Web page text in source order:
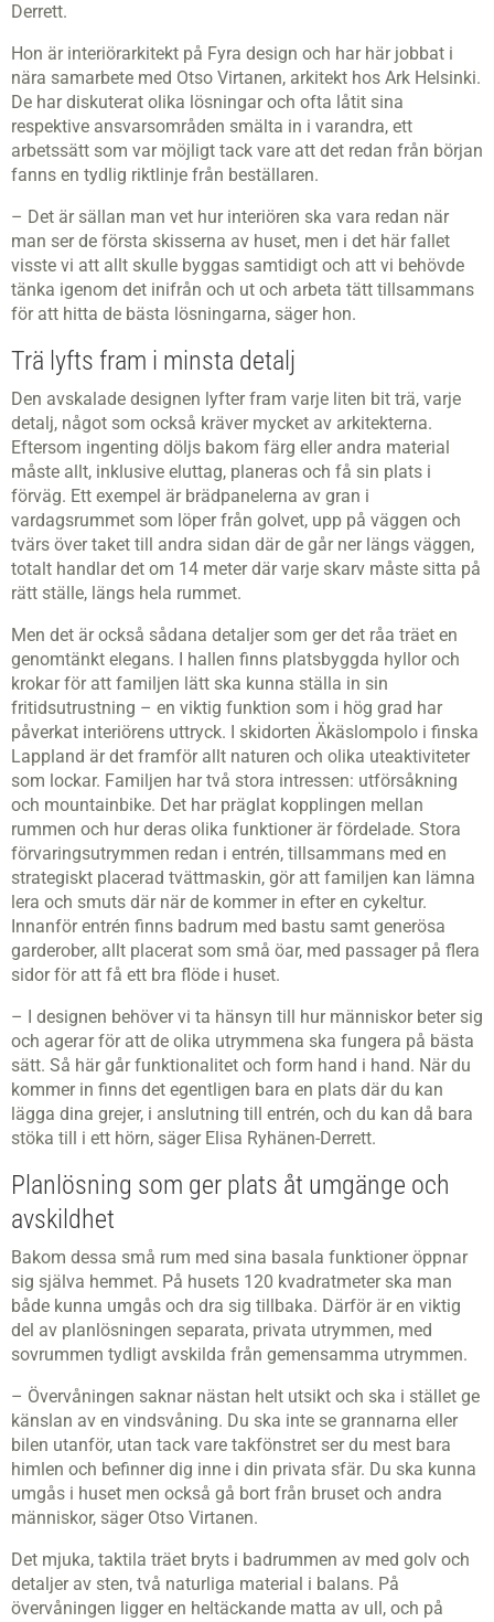
Derrett.
Hon är interiörarkitekt på Fyra design och har här jobbat i
nära samarbete med Otso Virtanen, arkitekt hos Ark Helsinki.
De har diskuterat olika lösningar och ofta låtit sina
respektive ansvarsområden smälta in i varandra, ett
arbetssätt som var möjligt tack vare att det redan från början
fanns en tydlig riktlinje från beställaren.
– Det är sällan man vet hur interiören ska vara redan när
man ser de första skisserna av huset, men i det här fallet
visste vi att allt skulle byggas samtidigt och att vi behövde
tänka igenom det inifrån och ut och arbeta tätt tillsammans
för att hitta de bästa lösningarna, säger hon.
Trä lyfts fram i minsta detalj
Den avskalade designen lyfter fram varje liten bit trä, varje
detalj, något som också kräver mycket av arkitekterna.
Eftersom ingenting döljs bakom färg eller andra material
måste allt, inklusive eluttag, planeras och få sin plats i
förväg. Ett exempel är brädpanelerna av gran i
vardagsrummet som löper från golvet, upp på väggen och
tvärs över taket till andra sidan där de går ner längs väggen,
totalt handlar det om 14 meter där varje skarv måste sitta på
rätt ställe, längs hela rummet.
Men det är också sådana detaljer som ger det råa träet en
genomtänkt elegans. I hallen finns platsbyggda hyllor och
krokar för att familjen lätt ska kunna ställa in sin
fritidsutrustning – en viktig funktion som i hög grad har
påverkat interiörens uttryck. I skidorten Äkäslompolo i finska
Lappland är det framför allt naturen och olika uteaktiviteter
som lockar. Familjen har två stora intressen: utförsåkning
och mountainbike. Det har präglat kopplingen mellan
rummen och hur deras olika funktioner är fördelade. Stora
förvaringsutrymmen redan i entrén, tillsammans med en
strategiskt placerad tvättmaskin, gör att familjen kan lämna
lera och smuts där när de kommer in efter en cykeltur.
Innanför entrén finns badrum med bastu samt generösa
garderober, allt placerat som små öar, med passager på flera
sidor för att få ett bra flöde i huset.
– I designen behöver vi ta hänsyn till hur människor beter sig
och agerar för att de olika utrymmena ska fungera på bästa
sätt. Så här går funktionalitet och form hand i hand. När du
kommer in finns det egentligen bara en plats där du kan
lägga dina grejer, i anslutning till entrén, och du kan då bara
stöka till i ett hörn, säger Elisa Ryhänen-Derrett.
Planlösning som ger plats åt umgänge och
avskildhet
Bakom dessa små rum med sina basala funktioner öppnar
sig själva hemmet. På husets 120 kvadratmeter ska man
både kunna umgås och dra sig tillbaka. Därför är en viktig
del av planlösningen separata, privata utrymmen, med
sovrummen tydligt avskilda från gemensamma utrymmen.
– Övervåningen saknar nästan helt utsikt och ska i stället ge
känslan av en vindsvåning. Du ska inte se grannarna eller
bilen utanför, utan tack vare takfönstret ser du mest bara
himlen och befinner dig inne i din privata sfär. Du ska kunna
umgås i huset men också gå bort från bruset och andra
människor, säger Otso Virtanen.
Det mjuka, taktila träet bryts i badrummen av med golv och
detaljer av sten, två naturliga material i balans. På
övervåningen ligger en heltäckande matta av ull, och på